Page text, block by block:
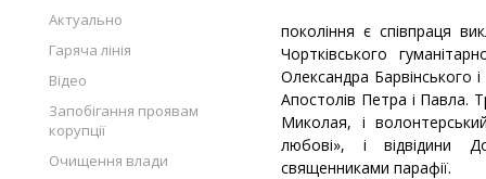
Актуально
Гаряча лінія
Відео
Запобігання проявам
корупції
Очищення влади
покоління є співпраця
Чортківського
Олександра Барвінського
Апостолів Петра і Павла.
Миколая, і
любові», і відвідини
священниками парафії.